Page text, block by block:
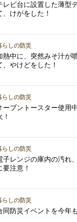
レビ台に設置した薄型
、けがをした！
らしの防災
熱中に、突然みそ汁が
、やけどをした！
らしの防災
ーブントースター使用
！
らしの防災
子レンジの庫内の汚れ
要注意！
らしの防災
同防災イベントを今年